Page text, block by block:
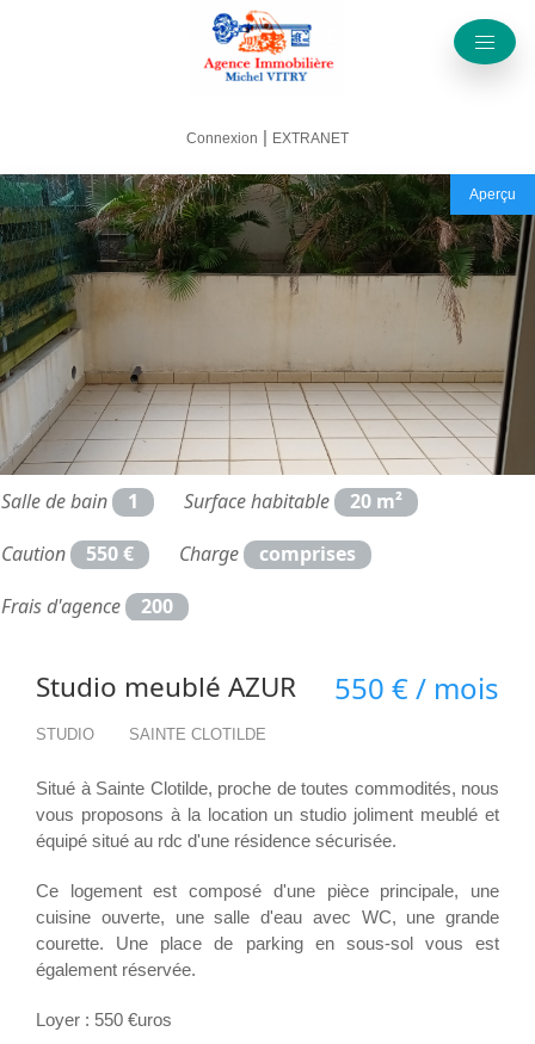
Connexion | EXTRANET
Salle de bain 1 Surface habitable
20 m²
Caution
550 € Charge
comprises
Frais d'agence
200
Aperçu
Studio meublé AZUR 550 € / mois
STUDIO SAINTE CLOTILDE
Situé à Sainte Clotilde, proche de toutes commodités, nous
vous proposons à la location un studio joliment meublé et
équipé situé au rdc d'une résidence sécurisée.
Ce logement est composé d'une pièce principale, une
cuisine ouverte, une salle d'eau avec WC, une grande
courette. Une place de parking en sous-sol vous est
également réservée.
Loyer : 550 €uros